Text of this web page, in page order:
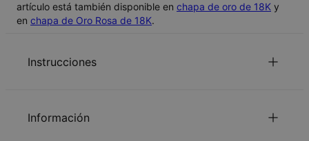
artículo está también disponible en chapa de oro de 18K y
en chapa de Oro Rosa de 18K.
Instrucciones
Lee nuestra
Información